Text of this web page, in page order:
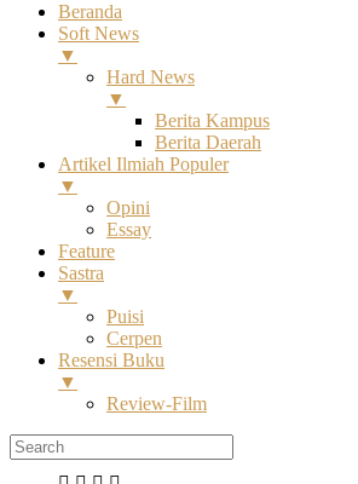
Beranda
Soft News
▼
Hard News
▼
Berita Kampus
Berita Daerah
Artikel Ilmiah Populer
▼
Opini
Essay
Feature
Sastra
▼
Puisi
Cerpen
Resensi Buku
▼
Review-Film